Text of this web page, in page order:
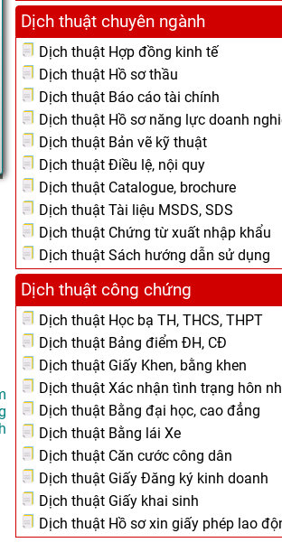
Dịch thuật chuyên ngành
Dịch thuật Hợp đồng kinh tế
Dịch thuật Hồ sơ thầu
Dịch thuật Báo cáo tài chính
Dịch thuật Hồ sơ năng lực doanh
Dịch thuật Bản vẽ kỹ thuật
Dịch thuật Điều lệ, nội quy
Dịch thuật Catalogue, brochure
Dịch thuật Tài liệu MSDS, SDS
Dịch thuật Chứng từ xuất nhập khẩu
Dịch thuật Sách hướng dẫn sử dụng
Dịch thuật công chứng
Dịch thuật Học bạ TH, THCS, THPT
Dịch thuật Bảng điểm ĐH, CĐ
Dịch thuật Giấy Khen, bằng khen
Dịch thuật Xác nhận tình trạng hôn
Dịch thuật Bằng đại học, cao đẳng
Dịch thuật Bằng lái Xe
Dịch thuật Căn cước công dân
Dịch thuật Giấy Đăng ký kinh doanh
Dịch thuật Giấy khai sinh
Dịch thuật Hồ sơ xin giấy phép lao